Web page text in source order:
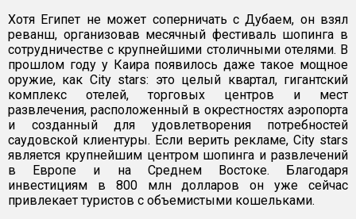
Хотя Египет не может соперничать с Дубаем, он взял
реванш, организовав месячный фестиваль шопинга в
сотрудничестве с крупнейшими столичными отелями. В
прошлом году у Каира появилось даже такое мощное
оружие, как City stars: это целый квартал, гигантский
комплекс отелей, торговых центров и мест
развлечения, расположенный в окрестностях аэропорта
и созданный для удовлетворения потребностей
саудовской клиентуры. Если верить рекламе, City stars
является крупнейшим центром шопинга и развлечений
в Европе и на Среднем Востоке. Благодаря
инвестициям в 800 млн долларов он уже сейчас
привлекает туристов с объемистыми кошельками.